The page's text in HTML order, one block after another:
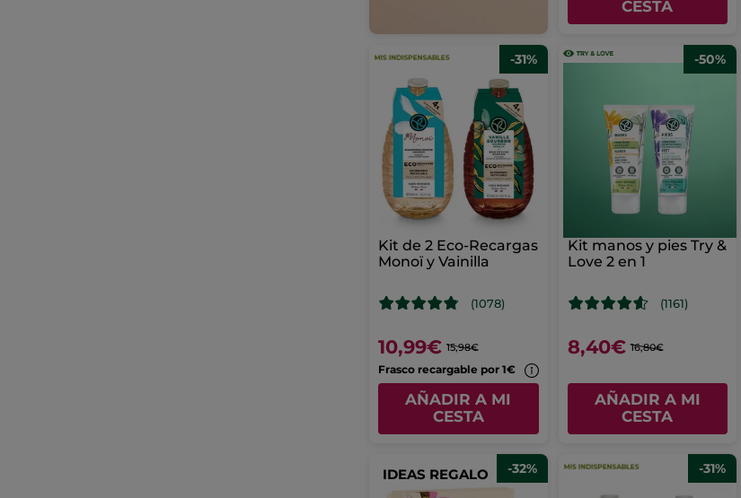
CESTA
-31%
Kit de 2 Eco-Recargas
Monoï y Vainilla
(1078)
10,99€ 15,98€
Frasco recargable por 1€
AÑADIR A MI
CESTA
-50%
Kit manos y pies Try &
Love 2 en 1
(1161)
8,40€ 16,80€
AÑADIR A MI
CESTA
IDEAS REGALO -32% -31%